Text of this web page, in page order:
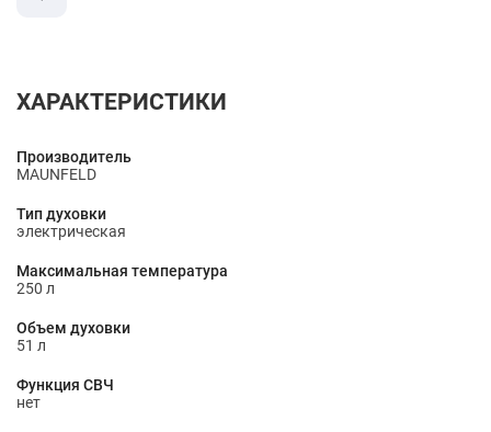
ХАРАКТЕРИСТИКИ
Производитель
MAUNFELD
Тип духовки
электрическая
Максимальная температура
250 л
Объем духовки
51 л
Функция СВЧ
нет